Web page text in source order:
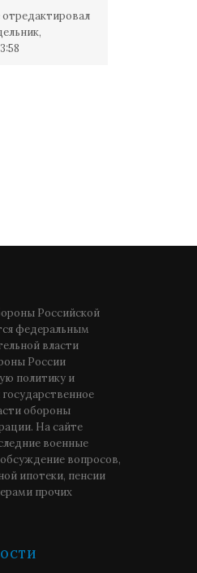
Российской
федеральным
власти
России
политику и
обороны
На сайте
военные
вопросов,
ипотеки, пенсии
прочих